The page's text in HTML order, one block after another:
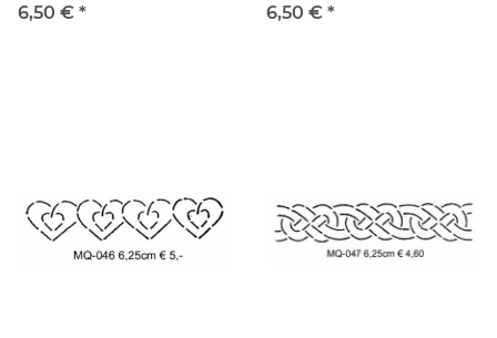
6,50 € * 6,50 € *